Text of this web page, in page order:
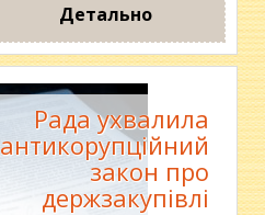
Детально
Рада ухвалила
антикорупційний
закон про
держзакупівлі